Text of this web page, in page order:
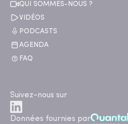
QUI SOMMES-NOUS ?
VIDÉOS
PODCASTS
AGENDA
FAQ
Suivez-nous sur
Données fournies par